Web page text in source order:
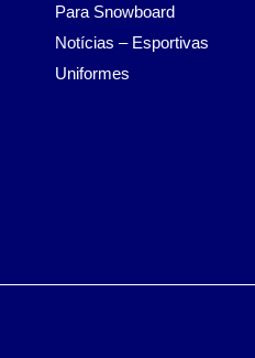
Para Snowboard
Notícias – Esportivas
Uniformes